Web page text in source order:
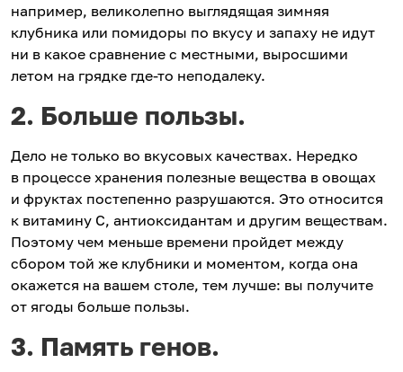
например, великолепно выглядящая зимняя
клубника или помидоры по вкусу и запаху не идут
ни в какое сравнение с местными, выросшими
летом на грядке где-то неподалеку.
2. Больше пользы.
Дело не только во вкусовых качествах. Нередко
в процессе хранения полезные вещества в овощах
и фруктах постепенно разрушаются. Это относится
к витамину С, антиоксидантам и другим веществам.
Поэтому чем меньше времени пройдет между
сбором той же клубники и моментом, когда она
окажется на вашем столе, тем лучше: вы получите
от ягоды больше пользы.
3. Память генов.